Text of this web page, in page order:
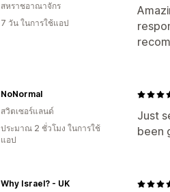
สหราชอาณาจักร
7 วัน ในการใช้แอป
Just
been
NoNormal
สวิตเซอร์แลนด์
ประมาณ 2 ชั่วโมง ในการใช้
แอป
Why Israel? - UK